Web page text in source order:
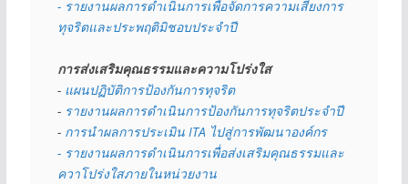
- รายงานผลการดำเนินการเพื่อจัดการความเสี่ยงการ
ทุจริตและประพฤติมิชอบประจำปี
การส่งเสริมคุณธรรมและความโปร่งใส
- แผนปฏิบัติการป้องกันการทุจริต
- รายงานผลการดำเนินการป้องกันการทุจริตประจำปี
- การนำผลการประเมิน ITA ไปสู่การพัฒนาองค์กร
- รายงานผลการดำเนินการเพื่อส่งเสริมคุณธรรมและ
ควาโปร่งใสภายในหน่วยงาน